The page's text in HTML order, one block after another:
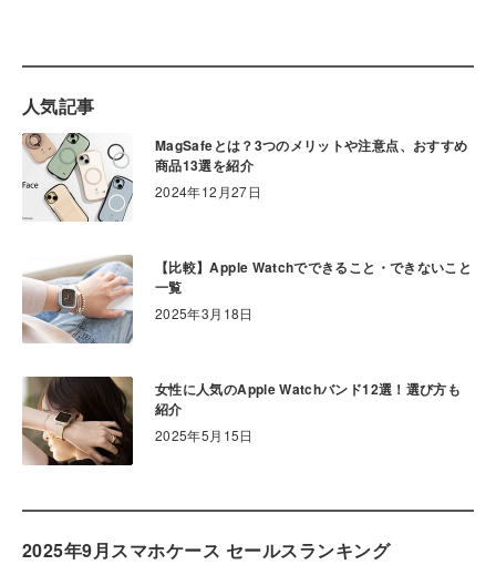
人気記事
MagSafeとは？3つのメリットや注意点、おすすめ
商品13選を紹介
2024年12月27日
【比較】Apple Watchでできること・できないこと
一覧
2025年3月18日
女性に人気のApple Watchバンド12選！選び方も
紹介
2025年5月15日
2025年9月スマホケース セールスランキング